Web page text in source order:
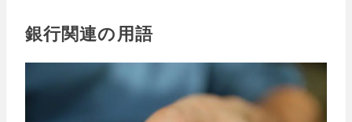
銀行関連の用語